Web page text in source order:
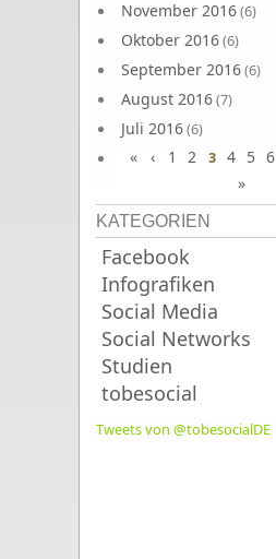
November 2016(6)
Oktober 2016(6)
September 2016(6)
August 2016(7)
Juli 2016(6)
Juni 2016(7)
« ‹ 1 2 3 4 5 6
»
KATEGORIEN
Facebook
Infografiken
Social Media
Social Networks
Studien
tobesocial
Tweets von @tobesocialDE